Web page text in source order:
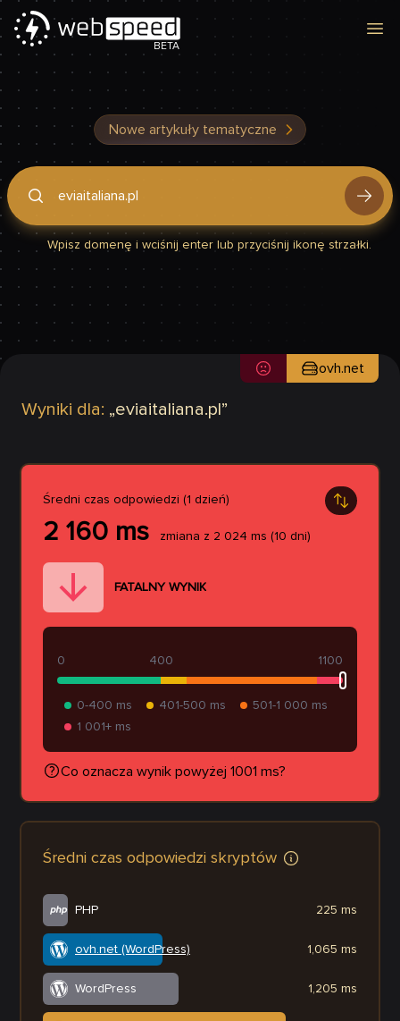
BETA
Nowe artykuły tematyczne
Podaj domenę, by sprawdzić, czy Twoja strona jest szybka
Wpisz domenę i wciśnij enter lub przyciśnij ikonę strzałki.
Wyniki dla: „eviaitaliana.pl ”
ovh.net
Średni czas odpowiedzi (1 dzień)
2 160 ms zmiana z 2 024 ms (10 dni)
FATALNY WYNIK
400
0 1100
0-400 ms 401-500 ms
501-1 000 ms
1 001+ ms
Co oznacza wynik powyżej 1001 ms?
Średni czas odpowiedzi skryptów
PHP
ovh.net (WordPress)
WordPress
225 ms
1,065 ms
1,205 ms